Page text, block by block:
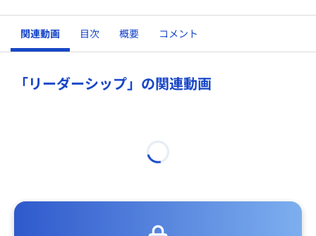
関連動画 目次 概要 コメント
「リーダーシップ」の関連動画